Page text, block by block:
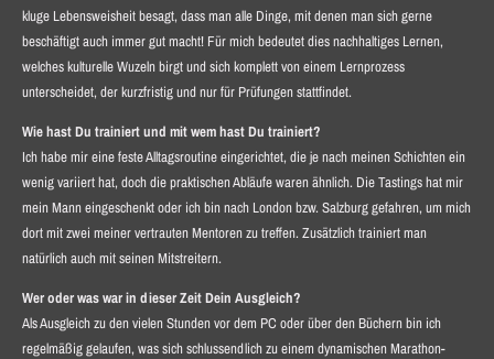
kluge Lebensweisheit besagt, dass man alle Dinge, mit denen man sich gerne
beschäftigt auch immer gut macht! Für mich bedeutet dies nachhaltiges Lernen,
welches kulturelle Wuzeln birgt und sich komplett von einem Lernprozess
unterscheidet, der kurzfristig und nur für Prüfungen stattfindet.
Wie hast Du trainiert und mit wem hast Du trainiert?
Ich habe mir eine feste Alltagsroutine eingerichtet, die je nach meinen Schichten ein
wenig variiert hat, doch die praktischen Abläufe waren ähnlich. Die Tastings hat mir
mein Mann eingeschenkt oder ich bin nach London bzw. Salzburg gefahren, um mich
dort mit zwei meiner vertrauten Mentoren zu treffen. Zusätzlich trainiert man
natürlich auch mit seinen Mitstreitern.
Wer oder was war in dieser Zeit Dein Ausgleich?
Als Ausgleich zu den vielen Stunden vor dem PC oder über den Büchern bin ich
regelmäßig gelaufen, was sich schlussendlich zu einem dynamischen Marathon-